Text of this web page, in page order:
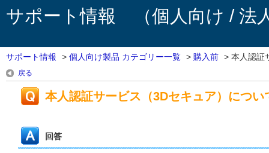
サポート情報 （個人向け / 法
サポート情報 > 個人向け製品 カテゴリー一覧 > 購入前 > 本人認証
戻る
本人認証サービス（3Dセキュア）につい
回答